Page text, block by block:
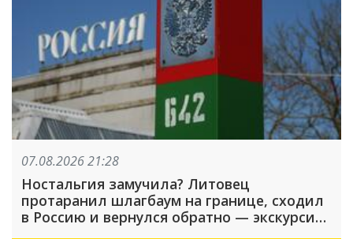
07.08.2026 21:28
Ностальгия замучила? Литовец
протаранил шлагбаум на границе, сходил
в Россию и вернулся обратно — экскурсия